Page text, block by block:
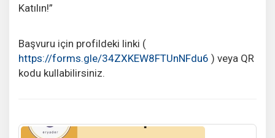
Katılın!”
Başvuru için profildeki linki (
https://forms.gle/34ZXKEW8FTUnNFdu6 ) veya QR
kodu kullabilirsiniz.